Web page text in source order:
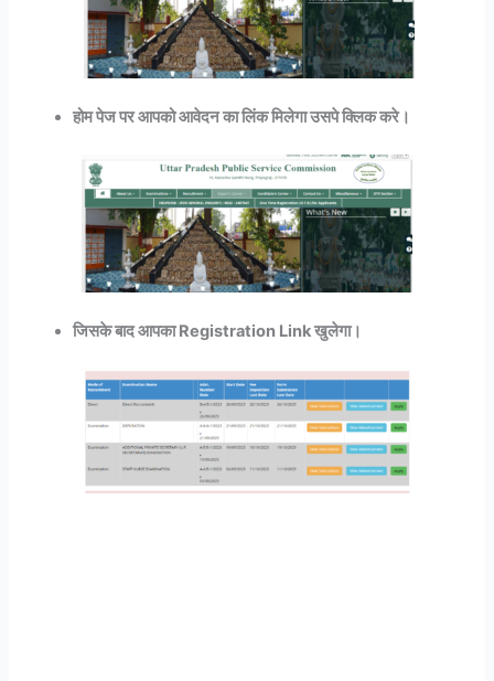
होम पेज पर आपको आवेदन का लिंक मिलेगा उसपे क्लिक करे।
जिसके बाद आपका Registration Link खुलेगा।